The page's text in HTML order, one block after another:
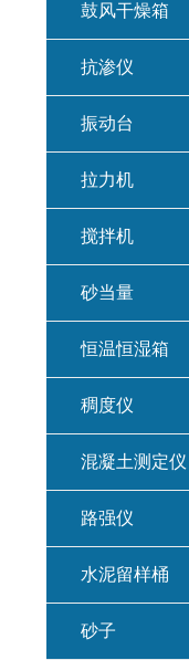
鼓风干燥箱
抗渗仪
振动台
拉力机
搅拌机
砂当量
恒温恒湿箱
稠度仪
混凝土测定仪
路强仪
水泥留样桶
砂子